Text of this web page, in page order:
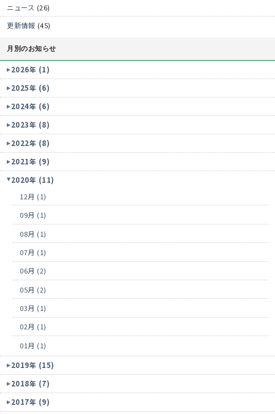
ニュース (26)
更新情報 (45)
月別のお知らせ
2026年 (1)
2025年 (6)
2024年 (6)
2023年 (8)
2022年 (8)
2021年 (9)
2020年 (11)
12月 (1)
09月 (1)
08月 (1)
07月 (1)
06月 (2)
05月 (2)
03月 (1)
02月 (1)
01月 (1)
2019年 (15)
2018年 (7)
2017年 (9)